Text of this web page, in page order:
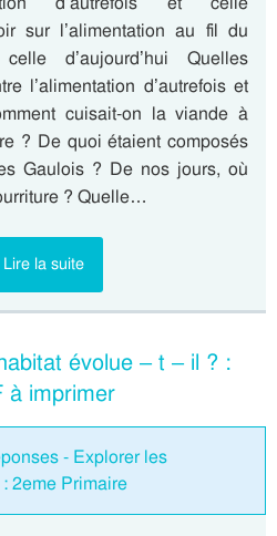
sur l’alimentation au fil du
d’aujourd’hui Quelles
l’alimentation d’autrefois et
cuisait-on la viande à
? De quoi étaient composés
Gaulois ? De nos jours, où
? Quelle…
Lire la suite
évolue – t – il ? :
à imprimer
- Explorer les
2eme Primaire